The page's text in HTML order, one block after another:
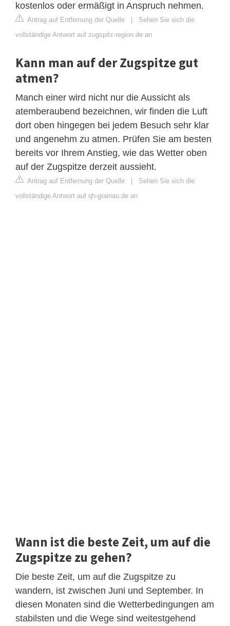
kostenlos oder ermäßigt in Anspruch nehmen.
Antrag auf Entfernung der Quelle | Sehen Sie sich die
vollständige Antwort auf zugspitz-region.de an
Kann man auf der Zugspitze gut
atmen?
Manch einer wird nicht nur die Aussicht als
atemberaubend bezeichnen, wir finden die Luft
dort oben hingegen bei jedem Besuch sehr klar
und angenehm zu atmen. Prüfen Sie am besten
bereits vor Ihrem Anstieg, wie das Wetter oben
auf der Zugspitze derzeit aussieht.
Antrag auf Entfernung der Quelle | Sehen Sie sich die
vollständige Antwort auf qh-grainau.de an
Wann ist die beste Zeit, um auf die
Zugspitze zu gehen?
Die beste Zeit, um auf die Zugspitze zu
wandern, ist zwischen Juni und September. In
diesen Monaten sind die Wetterbedingungen am
stabilsten und die Wege sind weitestgehend